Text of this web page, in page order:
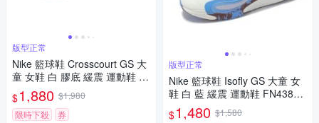
版型正常
Nike 籃球鞋 Crosscourt GS 大
童 女鞋 白 膠底 緩震 運動鞋 F
N2231-100
$1,880 $1,980
限時下殺
券
版型正常
Nike 籃球鞋 Isofly GS 大童 女
鞋 白 藍 緩震 運動鞋 FN4384-
101
$1,480 $1,580